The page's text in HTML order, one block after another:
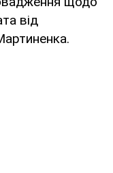
від